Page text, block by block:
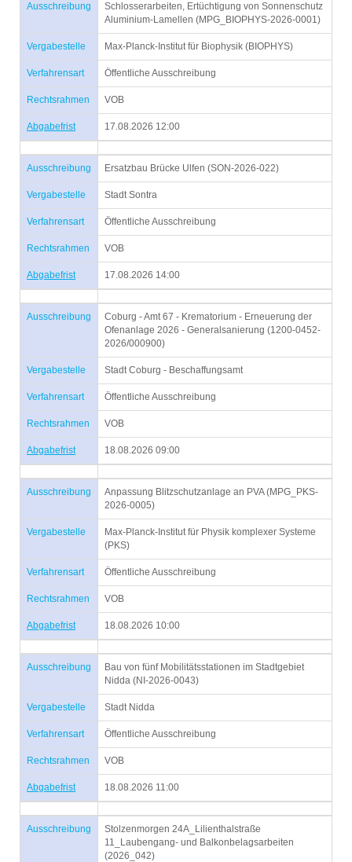
Ausschreibung
Schlosserarbeiten, Ertüchtigung von Sonnenschutz
Aluminium-Lamellen (MPG_BIOPHYS-2026-0001)
Vergabestelle Max-Planck-Institut für Biophysik (BIOPHYS)
Verfahrensart Öffentliche Ausschreibung
Rechtsrahmen VOB
Abgabefrist 17.08.2026 12:00
Ausschreibung Ersatzbau Brücke Ulfen (SON-2026-022)
Vergabestelle Stadt Sontra
Verfahrensart Öffentliche Ausschreibung
Rechtsrahmen VOB
Abgabefrist 17.08.2026 14:00
Ausschreibung
Coburg - Amt 67 - Krematorium - Erneuerung der
Ofenanlage 2026 - Generalsanierung (1200-0452-
2026/000900)
Vergabestelle Stadt Coburg - Beschaffungsamt
Verfahrensart Öffentliche Ausschreibung
Rechtsrahmen VOB
Abgabefrist 18.08.2026 09:00
Ausschreibung
Anpassung Blitzschutzanlage an PVA (MPG_PKS-
2026-0005)
Vergabestelle
Max-Planck-Institut für Physik komplexer Systeme
(PKS)
Verfahrensart Öffentliche Ausschreibung
Rechtsrahmen VOB
Abgabefrist 18.08.2026 10:00
Ausschreibung
Bau von fünf Mobilitätsstationen im Stadtgebiet
Nidda (NI-2026-0043)
Vergabestelle Stadt Nidda
Verfahrensart Öffentliche Ausschreibung
Rechtsrahmen VOB
Abgabefrist 18.08.2026 11:00
Ausschreibung
Stolzenmorgen 24A_Lilienthalstraße
11_Laubengang- und Balkonbelagsarbeiten
(2026_042)